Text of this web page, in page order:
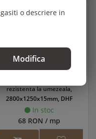
rezistenta la umezeala,
2800x1250x15mm, DHF
In stoc
68 RON / mp
gasiti o descriere in
Modifica